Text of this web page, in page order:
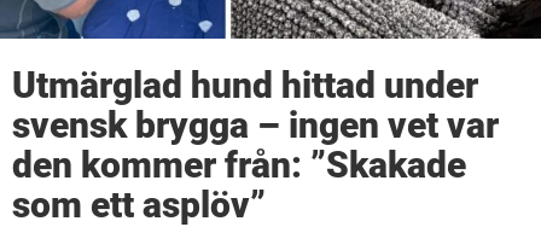
Utmärglad hund hittad under
svensk brygga – ingen vet var
den kommer från: ”Skakade
som ett asplöv”